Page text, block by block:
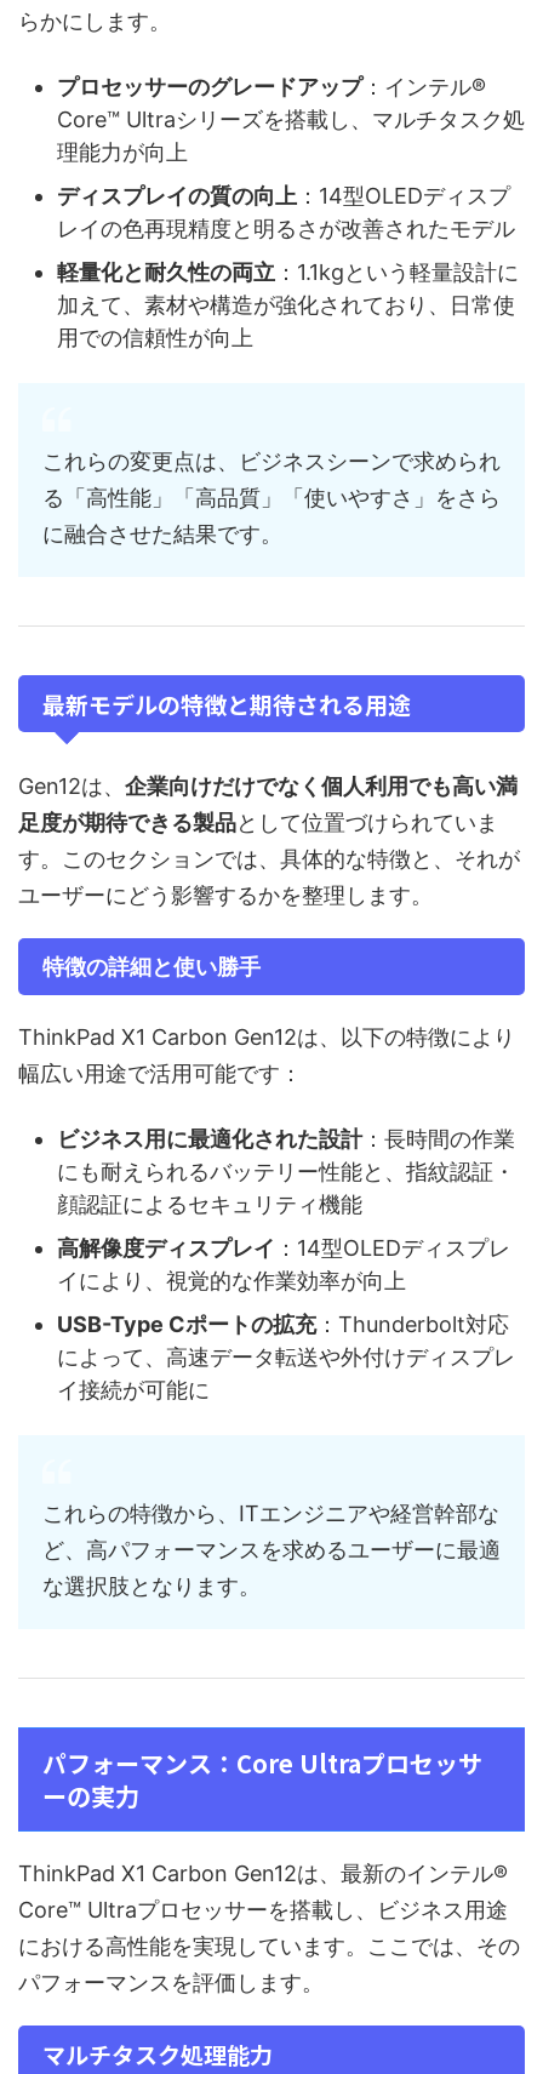
らかにします。
プロセッサーのグレードアップ：インテル®
Core™ Ultraシリーズを搭載し、マルチタスク処
理能力が向上
ディスプレイの質の向上 ：14型OLEDディスプ
レイの色再現精度と明るさが改善されたモデル
軽量化と耐久性の両立 ：1.1kgという軽量設計に
加えて、素材や構造が強化されており、日常使
用での信頼性が向上
これらの変更点は、ビジネスシーンで求められ
る「高性能」「高品質」「使いやすさ」をさら
に融合させた結果です。
最新モデルの特徴と期待される用途
Gen12は、 企業向けだけでなく個人利用でも高い満
足度が期待できる製品として位置づけられていま
す。このセクションでは、具体的な特徴と、それが
ユーザーにどう影響するかを整理します。
特徴の詳細と使い勝手
ThinkPad X1 Carbon Gen12は、以下の特徴により
幅広い用途で活用可能です：
ビジネス用に最適化された設計：長時間の作業
にも耐えられるバッテリー性能と、指紋認証・
顔認証によるセキュリティ機能
高解像度ディスプレイ ：14型OLEDディスプレ
イにより、視覚的な作業効率が向上
USB-Type Cポートの拡充：Thunderbolt対応
によって、高速データ転送や外付けディスプレ
イ接続が可能に
これらの特徴から、ITエンジニアや経営幹部な
ど、高パフォーマンスを求めるユーザーに最適
な選択肢となります。
パフォーマンス：Core Ultraプロセッサ
ーの実力
ThinkPad X1 Carbon Gen12は、最新のインテル®
Core™ Ultraプロセッサーを搭載し、ビジネス用途
における高性能を実現しています。ここでは、その
パフォーマンスを評価します。
マルチタスク処理能力